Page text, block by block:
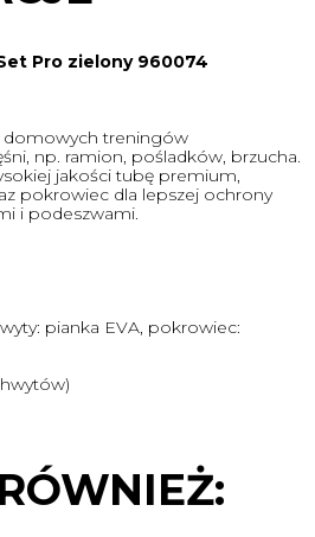
Pro zielony 960074
domowych treningów
np. ramion, pośladków, brzucha.
jakości tubę premium,
pokrowiec dla lepszej ochrony
i podeszwami.
pianka EVA, pokrowiec: